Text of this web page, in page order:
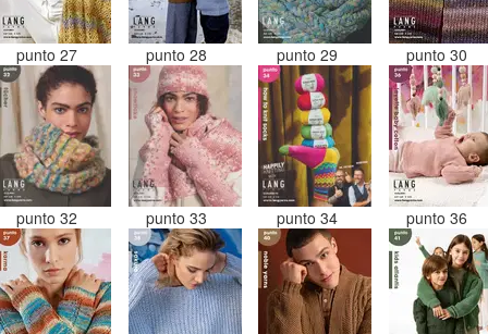
punto 27 punto 28 punto 29 punto 30
punto 32 punto 33 punto 34 punto 36